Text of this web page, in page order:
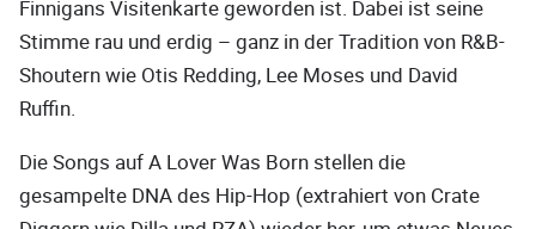
Finnigans Visitenkarte geworden ist. Dabei ist seine
Stimme rau und erdig – ganz in der Tradition von R&B-
Shoutern wie Otis Redding, Lee Moses und David
Ruffin.
Die Songs auf A Lover Was Born stellen die
gesampelte DNA des Hip-Hop (extrahiert von Crate